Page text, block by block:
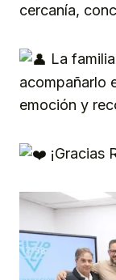
cercanía,
La
acompañarlo
emoción y
¡Gracias